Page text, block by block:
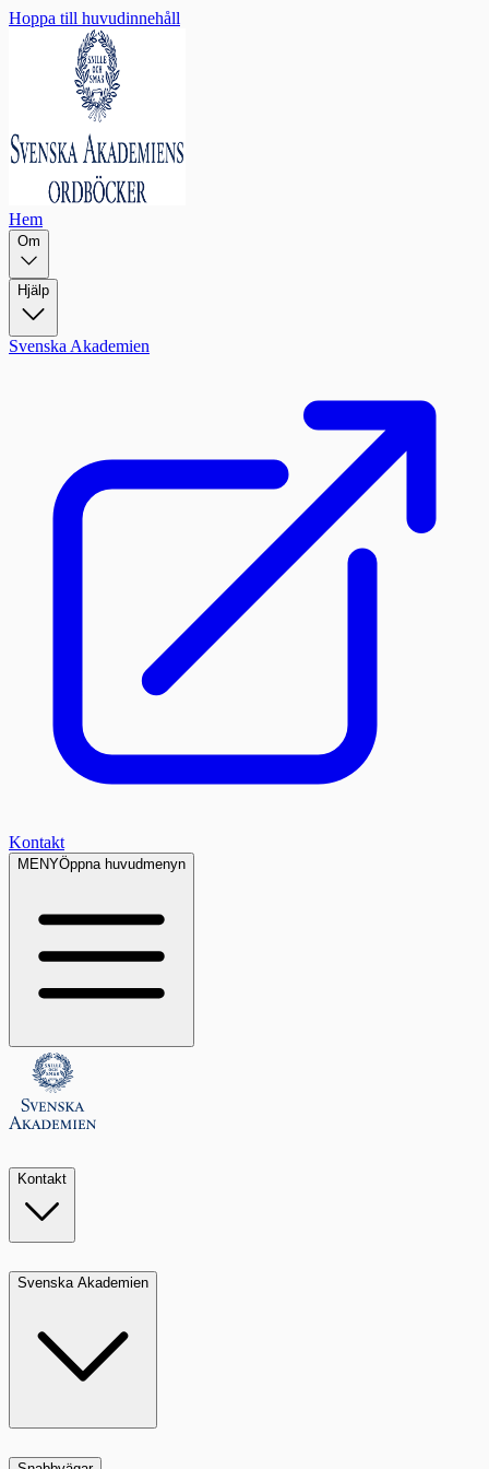
Hoppa till huvudinnehåll
Hem
Om
Hjälp
Svenska Akademien
Kontakt
MENYÖppna huvudmenyn
Kontakt
Svenska Akademien